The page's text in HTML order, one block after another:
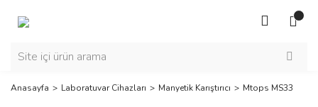
Anasayfa Laboratuvar Cihazları Manyetik Karıştırıcı Mtops MS33